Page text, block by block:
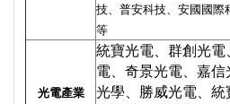
技、普安科技、安國國
等
光電產業
統寶光電、群創光
電、奇景光電、嘉
光學、勝威光電、